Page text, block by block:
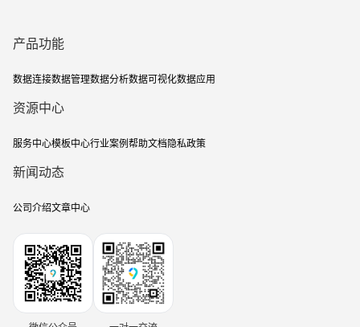
产品功能
数据连接数据管理数据分析数据可视化数据应用
资源中心
服务中心模板中心行业案例帮助文档隐私政策
新闻动态
公司介绍文章中心